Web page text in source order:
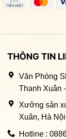
THÔNG TIN
Văn Phòng
Thanh Xuân
Xưởng sản
Xuân, Hà Nội
Hotline :